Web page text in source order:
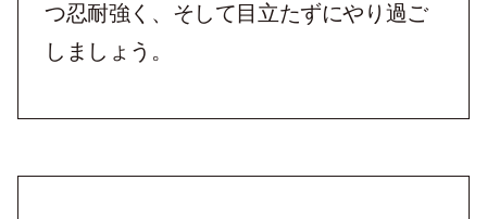
つ忍耐強く、そして目立たずにやり過ご
しましょう。